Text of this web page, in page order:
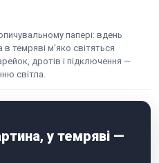
папері: вдень
темряві м’яко світяться
дротів і підключення —
світла.
у темряві —